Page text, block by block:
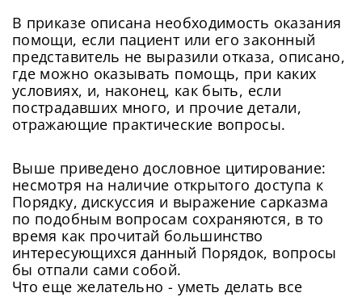
В приказе описана необходимость оказания
помощи, если пациент или его законный
представитель не выразили отказа, описано,
где можно оказывать помощь, при каких
условиях, и, наконец, как быть, если
пострадавших много, и прочие детали,
отражающие практические вопросы.
Выше приведено дословное цитирование:
несмотря на наличие открытого доступа к
Порядку, дискуссия и выражение сарказма
по подобным вопросам сохраняются, в то
время как прочитай большинство
интересующихся данный Порядок, вопросы
бы отпали сами собой.
Что еще желательно - уметь делать все